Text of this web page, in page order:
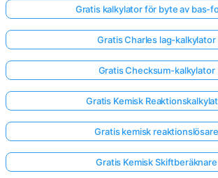
Gratis kalkylator för byte av bas-
Gratis Charles lag-kalkylator
Gratis Checksum-kalkylator
Gratis Kemisk
Gratis kemisk reaktionslösare
Gratis Kemisk Skiftberäknare